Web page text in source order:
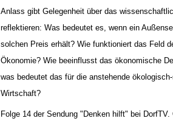
Anlass gibt Gelegenheit über das
reflektieren: Was bedeutet es, wenn ein
solchen Preis erhält? Wie funktioniert das Feld
Ökonomie? Wie beeinflusst das ökonomische
was bedeutet das für die anstehende
Wirtschaft?
Folge 14 der Sendung "Denken hilft" bei DorfTV.